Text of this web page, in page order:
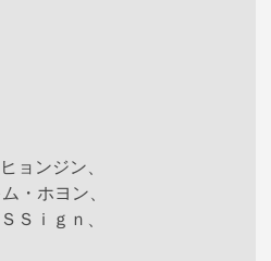
ョンジン、
・ホヨン、
ｉｇｎ、